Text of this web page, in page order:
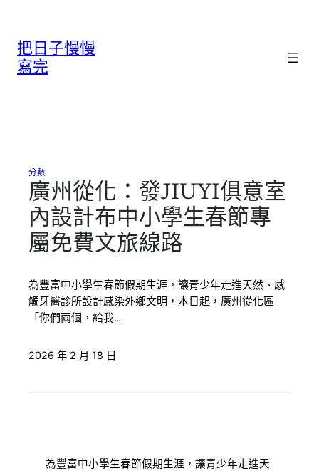
把日子慢慢
寫完
分數
廣州從化：發JIUYI俱意室
內設計布中小學生春節專
屬免費文旅線路
為豐富中小學生春節假期生涯，讓青少年走進天然、感
觸牙醫診所設計感染外鄉文明，本日起，廣州從化區
「你們兩個，給我…
2026 年 2 月 18 日
為豐富中小學生春節假期生涯，讓青少年走進天